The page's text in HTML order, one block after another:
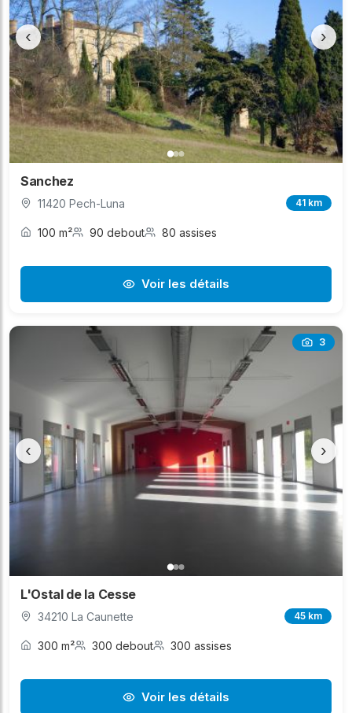
‹ ›
Sanchez
11420 Pech-Luna 41 km
100 m² 90 debout 80 assises
Voir les détails
3
‹ ›
L'Ostal de la Cesse
34210 La Caunette 45 km
300 m² 300 debout 300 assises
Voir les détails